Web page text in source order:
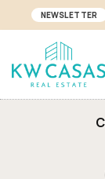
NEWSLETTER